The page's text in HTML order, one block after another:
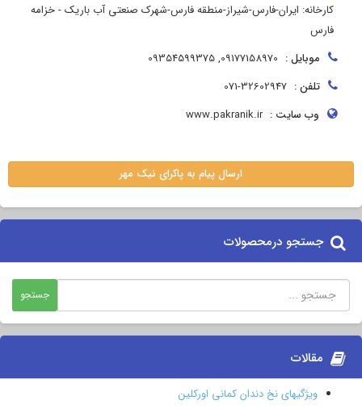
کارخانه: ایران-فارس-شیراز-منطقه فارس-شهرک صنعتی آب باریک - خزامه
فارس
موبایل : 09177158970, 09354599375
تلفن : 071-32602947
وب سایت : www.pakranik.ir
ارسال پیام به پاکرای نیک مهر
جستجو درمحصولات
مقالات
ویژگیهای نخ دندان کمانی اورکلین